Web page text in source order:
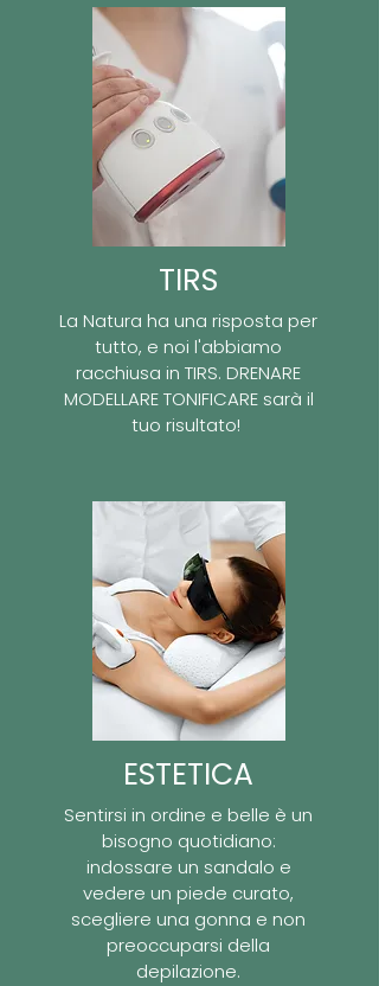
TIRS
La Natura ha una risposta per
tutto, e noi l'abbiamo
racchiusa in TIRS. DRENARE
MODELLARE TONIFICARE sarà il
tuo risultato!
ESTETICA
Sentirsi in ordine e belle è un
bisogno quotidiano:
indossare un sandalo e
vedere un piede curato,
scegliere una gonna e non
preoccuparsi della
depilazione.